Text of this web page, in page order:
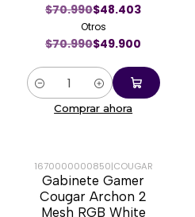
$70.990$48.403
Otros
$70.990$49.900
Cantidad
Comprar ahora
-25%
1670000000850|COUGAR
Gabinete Gamer
Cougar Archon 2
Mesh RGB White